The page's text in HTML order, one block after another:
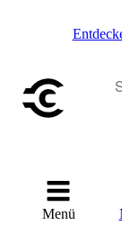
Menü
Startseite
/